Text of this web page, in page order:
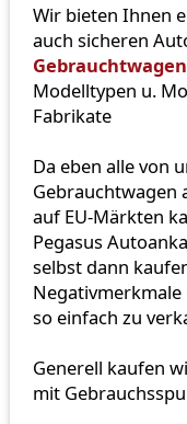
Wir bieten Ihnen
auch sicheren
Gebrauchtwagen
Modelltypen u.
Fabrikate
Da eben alle von
Gebrauchtwagen
auf EU-Märkten
Pegasus
selbst dann
so einfach zu
Generell kaufen
mit